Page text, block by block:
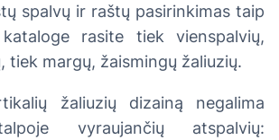
spalvų ir raštų pasirinkimas taip
rasite tiek vienspalvių,
tiek margų, žaismingų žaliuzių.
žaliuzių dizainą negalima
vyraujančių atspalvių: